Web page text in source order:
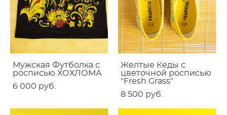
Мужская Футболка с
росписью ХОХЛОМА
6 000 pуб.
Желтые Кеды с
цветочной росписью
"Fresh Grass"
8 500 pуб.